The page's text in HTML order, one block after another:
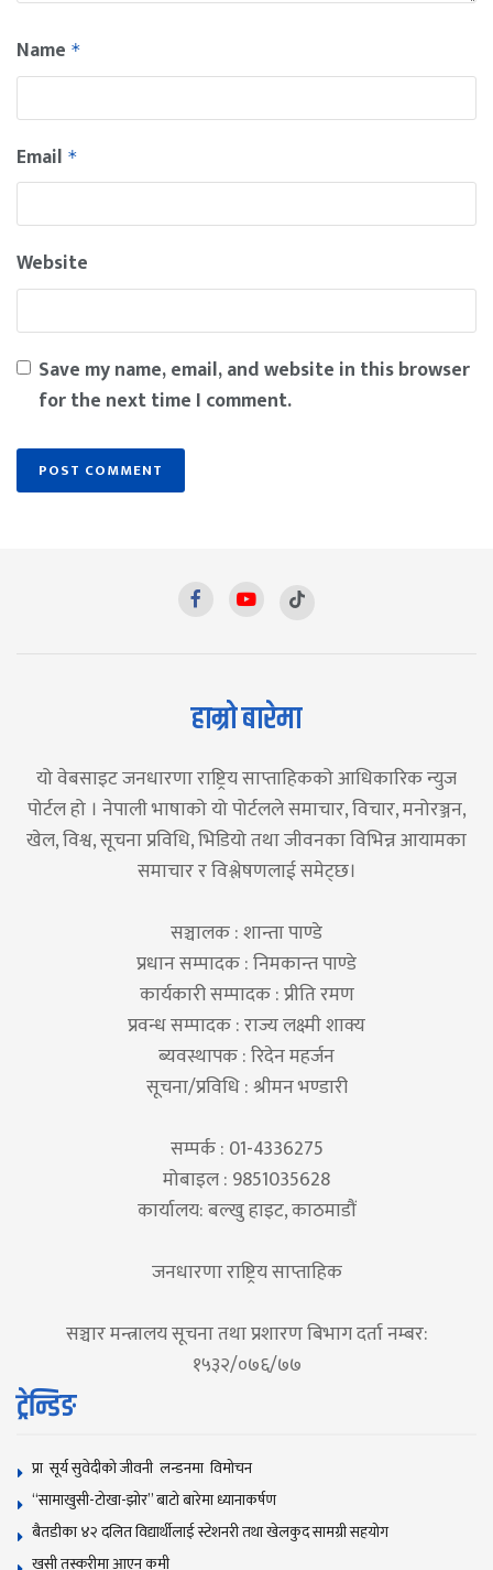
Name *
Email *
Website
Save my name, email, and website in this browser
for the next time I comment.
हाम्रो बारेमा
यो वेबसाइट जनधारणा राष्ट्रिय साप्ताहिकको आधिकारिक न्युज
पोर्टल हो । नेपाली भाषाको यो पोर्टलले समाचार, विचार, मनोरञ्जन,
खेल, विश्व, सूचना प्रविधि, भिडियो तथा जीवनका विभिन्न आयामका
समाचार र विश्लेषणलाई समेट्छ।
सञ्चालक : शान्ता पाण्डे
प्रधान सम्पादक : निमकान्त पाण्डे
कार्यकारी सम्पादक : प्रीति रमण
प्रवन्ध सम्पादक : राज्य लक्ष्मी शाक्य
ब्यवस्थापक : रिदेन महर्जन
सूचना/प्रविधि : श्रीमन भण्डारी
सम्पर्क : 01-4336275
मोबाइल : 9851035628
कार्यालय: बल्खु हाइट, काठमाडौं
जनधारणा राष्ट्रिय साप्ताहिक
सञ्चार मन्त्रालय सूचना तथा प्रशारण बिभाग दर्ता नम्बर:
१५३२/०७६/७७
ट्रेन्डिङ
प्रा सूर्य सुवेदीको जीवनी लन्डनमा विमोचन
“सामाखुसी-टोखा-झोर” बाटो बारेमा ध्यानाकर्षण
बैतडीका ४२ दलित विद्यार्थीलाई स्टेशनरी तथा खेलकुद सामग्री सहयोग
खसी तस्करीमा आएन कमी